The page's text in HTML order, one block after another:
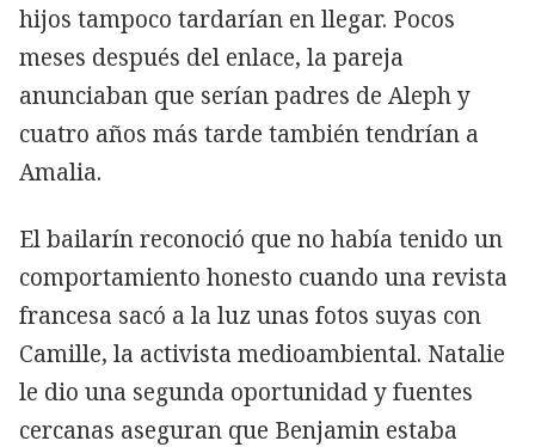
hijos tampoco tardarían en llegar. Pocos
meses después del enlace, la pareja
anunciaban que serían padres de Aleph y
cuatro años más tarde también tendrían a
Amalia.
El bailarín reconoció que no había tenido un
comportamiento honesto cuando una revista
francesa sacó a la luz unas fotos suyas con
Camille, la activista medioambiental. Natalie
le dio una segunda oportunidad y fuentes
cercanas aseguran que Benjamin estaba